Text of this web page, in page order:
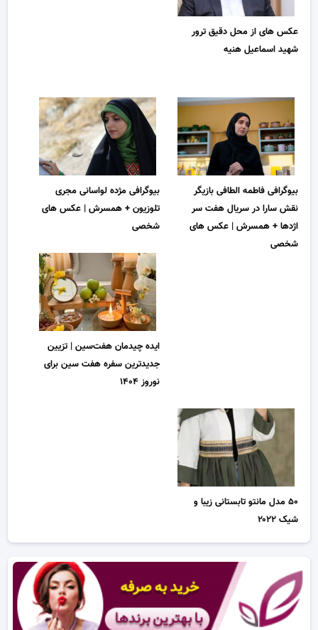
عکس های از محل دقیق ترور
شهید اسماعیل هنیه
بیوگرافی فاطمه الطافی بازیگر
نقش سارا در سریال هفت سر
اژدها + همسرش | عکس های
شخصی
بیوگرافی مژده لواسانی مجری
تلوزیون + همسرش | عکس های
شخصی
ایده چیدمان هفت‌سین | تزیین
جدیدترین سفره هفت سین برای
نوروز ۱۴۰۴
۵۰ مدل مانتو تابستانی زیبا و
شیک ۲۰۲۲